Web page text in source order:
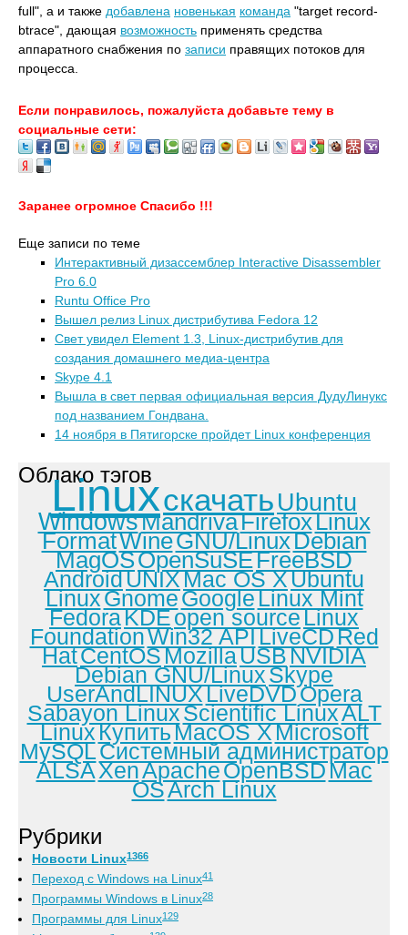
full", а и также добавлена новенькая команда "target record-
btrace", дающая возможность применять средства
аппаратного снабжения по записи правящих потоков для
процесса.
Если понравилось, пожалуйста добавьте тему в
социальные сети:
Заранее огромное Спасибо !!!
Еще записи по теме
Интерактивный дизассемблер Interactive Disassembler
Pro 6.0
Runtu Office Pro
Вышел релиз Linux дистрибутива Fedora 12
Свет увидел Element 1.3, Linux-дистрибутив для
создания домашнего медиа-центра
Skype 4.1
Вышла в свет первая официальная версия ДудуЛинукс
под названием Гондвана.
14 ноября в Пятигорске пройдет Linux конференция
Облако тэгов
Linuxскачать Ubuntu
WindowsMandrivaFirefoxLinux
FormatWineGNU/LinuxDebian
MagOSOpenSuSEFreeBSD
AndroidUNIXMac OS XUbuntu
LinuxGnomeGoogleLinux Mint
FedoraKDEopen sourceLinux
FoundationWin32 APILiveCDRed
HatCentOSMozillaUSBNVIDIA
Debian GNU/LinuxSkype
UserAndLINUXLiveDVDOpera
Sabayon LinuxScientific LinuxALT
LinuxКупитьMacOS XMicrosoft
MySQLСистемный администратор
ALSAXenApacheOpenBSDMac
OSArch Linux
Рубрики
Новости Linux1366
Переход с Windows на Linux41
Программы Windows в Linux28
Программы для Linux129